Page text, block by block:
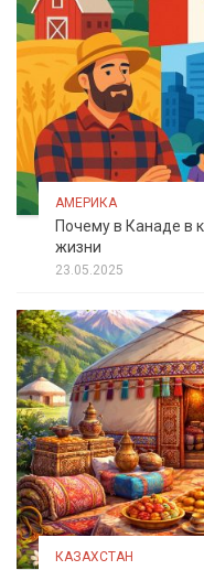
АМЕРИКА
Почему в Канаде в
жизни
23.05.2025
КАЗАХСТАН